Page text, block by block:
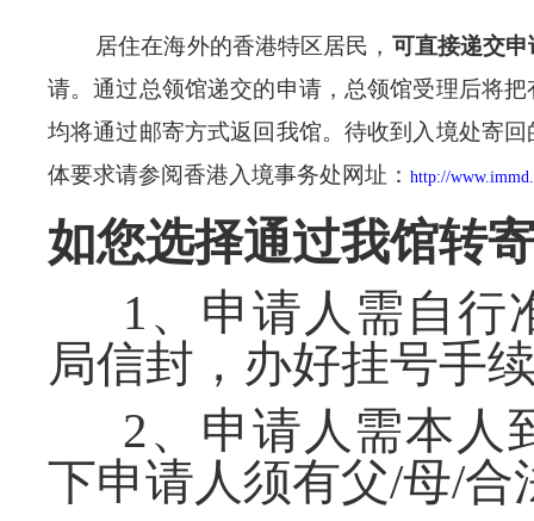
居住在海外的香港特区居民， 可直接递交
请。通过总领馆递交的申请，总领馆受理后将
均将通过邮寄方式返回我馆。待收到入境处寄
体要求请参阅香港入境事务处网址： http://
如您选择通过我馆转
1、申请人需自行
局信封，办好挂号手
2、申请人需本人
下申请人须有父/母/合